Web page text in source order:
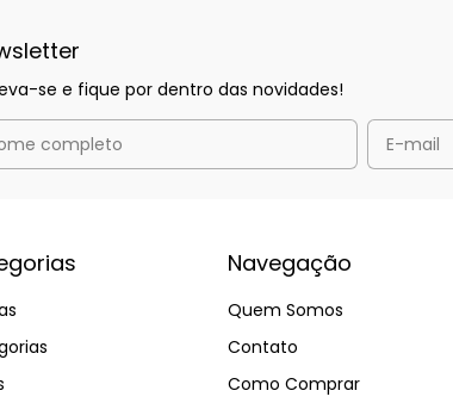
se e fique por dentro das novidades!
Navegação
Quem Somos
Contato
Como Comprar